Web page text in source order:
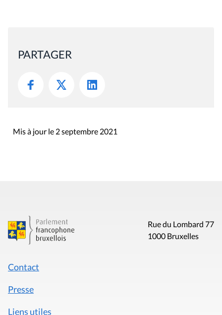
PARTAGER
Mis à jour le 2 septembre 2021
Rue du Lombard 77
1000 Bruxelles
Contact
Presse
Liens utiles